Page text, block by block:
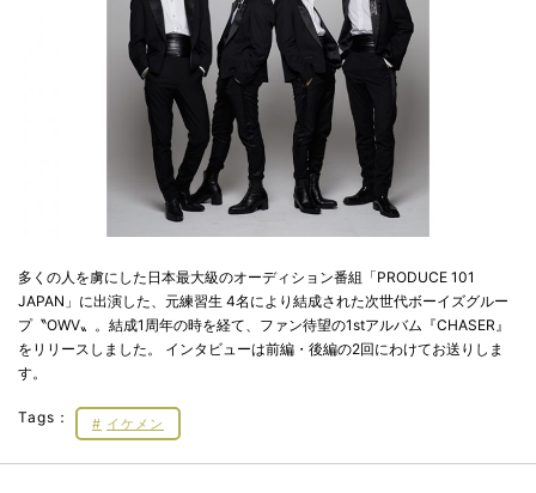
多くの人を虜にした日本最大級のオーディション番組「PRODUCE 101
JAPAN」に出演した、元練習生 4名により結成された次世代ボーイズグルー
プ〝OWV〟。結成1周年の時を経て、ファン待望の1stアルバム『CHASER』
をリリースしました。 インタビューは前編・後編の2回にわけてお送りしま
す。
Tags： イケメン